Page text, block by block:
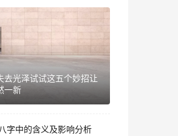
去光泽试试这五个妙招让
一新
字中的含义及影响分析